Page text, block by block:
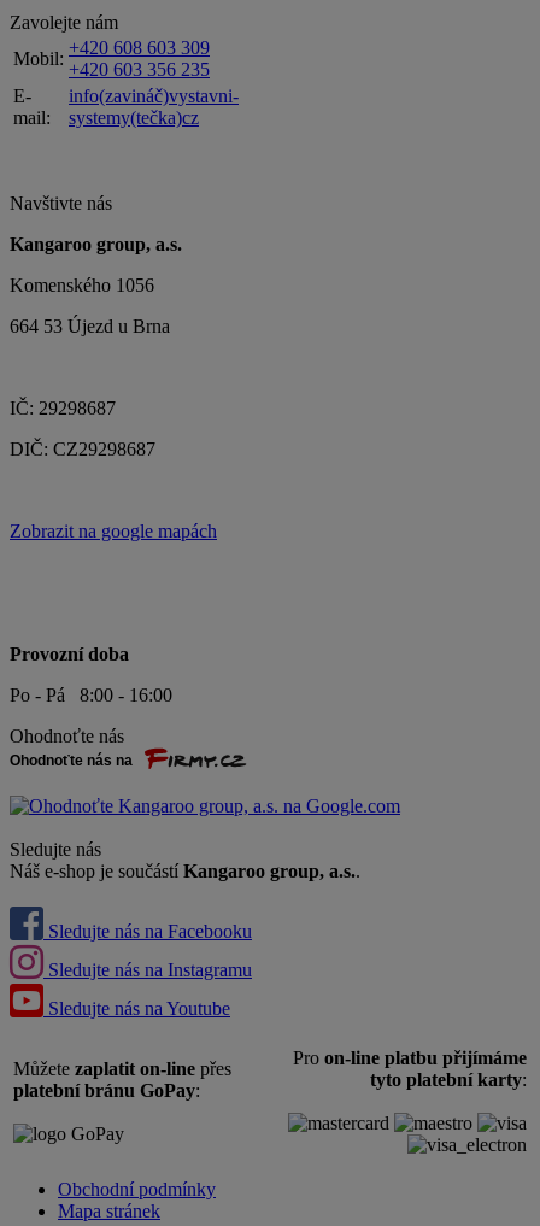
Zavolejte nám
Mobil:
+420 608 603 309
+420 603 356 235
E-
mail:
info(zavináč)vystavni-
systemy(tečka)cz
Navštivte nás
Kangaroo group, a.s.
Komenského 1056
664 53 Újezd u Brna
IČ: 29298687
DIČ: CZ29298687
Zobrazit na google mapách
Provozní doba
Po - Pá 8:00 - 16:00
Ohodnoťte nás
Sledujte nás
Náš e-shop je součástí Kangaroo group, a.s..
Sledujte nás na Facebooku
Sledujte nás na Instagramu
Sledujte nás na Youtube
Můžete zaplatit on-line přes
platební bránu GoPay:
Pro on-line platbu přijímáme
tyto platební karty:
Obchodní podmínky
Mapa stránek